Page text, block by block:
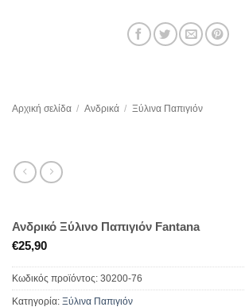
Αρχική σελίδα / Ανδρικά / Ξύλινα Παπιγιόν
Ανδρικό Ξύλινο Παπιγιόν Fantana
€25,90
Κωδικός προϊόντος: 30200-76
Κατηγορία: Ξύλινα Παπιγιόν